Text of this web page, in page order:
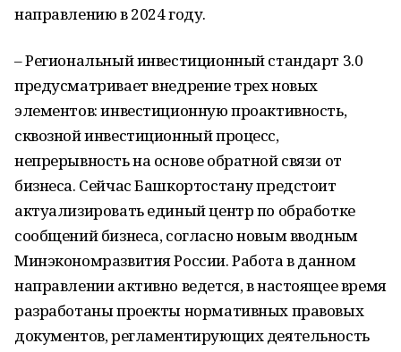
направлению в 2024 году.
– Региональный инвестиционный стандарт 3.0
предусматривает внедрение трех новых
элементов: инвестиционную проактивность,
сквозной инвестиционный процесс,
непрерывность на основе обратной связи от
бизнеса. Сейчас Башкортостану предстоит
актуализировать единый центр по обработке
сообщений бизнеса, согласно новым вводным
Минэкономразвития России. Работа в данном
направлении активно ведется, в настоящее время
разработаны проекты нормативных правовых
документов, регламентирующих деятельность